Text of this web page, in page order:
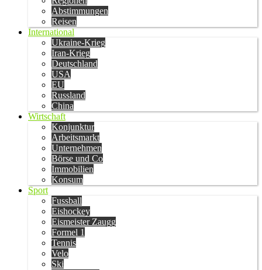
Abstimmungen
Reisen
International
Ukraine-Krieg
Iran-Krieg
Deutschland
USA
EU
Russland
China
Wirtschaft
Konjunktur
Arbeitsmarkt
Unternehmen
Börse und Co
Immobilien
Konsum
Sport
Fussball
Eishockey
Eismeister Zaugg
Formel 1
Tennis
Velo
Ski